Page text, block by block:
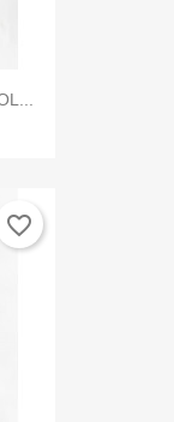
favorite_border